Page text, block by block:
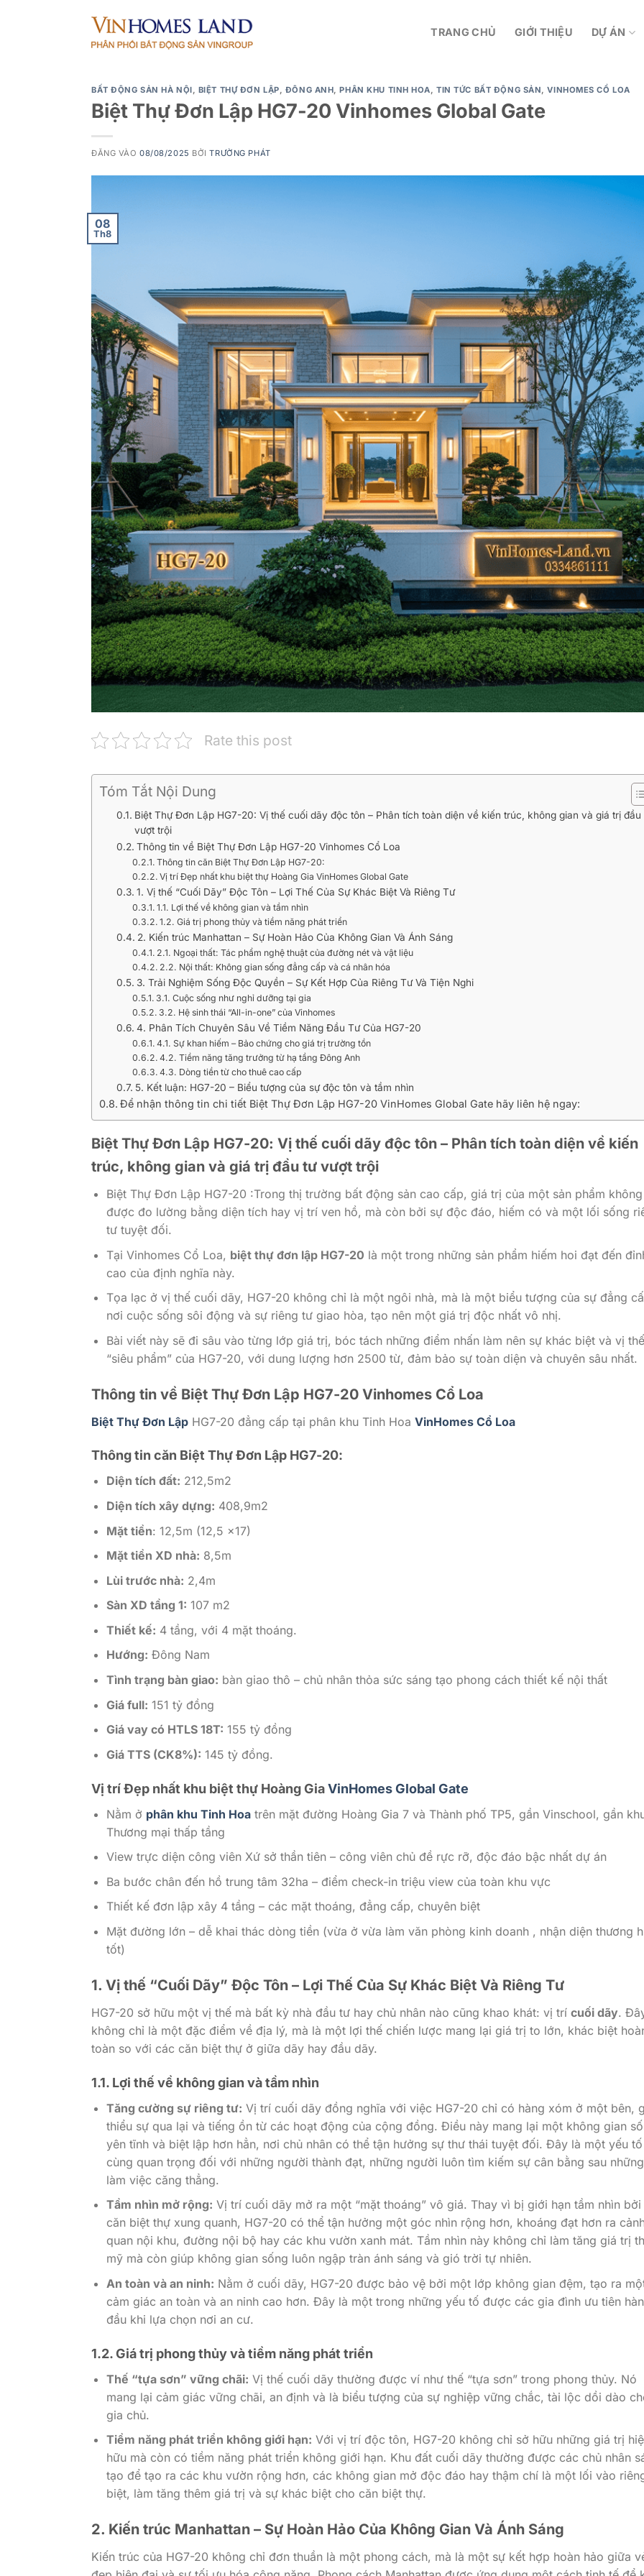
TRANG CHỦ GIỚI THIỆU DỰ ÁN
BẤT ĐỘNG SẢN HÀ NỘI, BIỆT THỰ ĐƠN LẬP, ĐÔNG ANH,PHÂN KHU TINH HOA,TIN TỨC BẤT ĐỘNG SẢN,VINHOMES CỔ LOA
Biệt Thự Đơn Lập HG7-20 Vinhomes Global Gate
ĐĂNG VÀO08/08/2025 BỞITRƯỜNG PHÁT
08
Th8
Rate this post
Tóm Tắt Nội Dung
Biệt Thự Đơn Lập HG7-20: Vị thế cuối dãy độc tôn – Phân tích toàn diện về kiến trúc, không gian và giá trị đầu
vượt trội
Thông tin về Biệt Thự Đơn Lập HG7-20 Vinhomes Cổ Loa
Thông tin căn Biệt Thự Đơn Lập HG7-20:
Vị trí Đẹp nhất khu biệt thự Hoàng Gia VinHomes Global Gate
1. Vị thế “Cuối Dãy” Độc Tôn – Lợi Thế Của Sự Khác Biệt Và Riêng Tư
1.1. Lợi thế về không gian và tầm nhìn
1.2. Giá trị phong thủy và tiềm năng phát triển
2. Kiến trúc Manhattan – Sự Hoàn Hảo Của Không Gian Và Ánh Sáng
2.1. Ngoại thất: Tác phẩm nghệ thuật của đường nét và vật liệu
2.2. Nội thất: Không gian sống đẳng cấp và cá nhân hóa
3. Trải Nghiệm Sống Độc Quyền – Sự Kết Hợp Của Riêng Tư Và Tiện Nghi
3.1. Cuộc sống như nghỉ dưỡng tại gia
3.2. Hệ sinh thái “All-in-one” của Vinhomes
4. Phân Tích Chuyên Sâu Về Tiềm Năng Đầu Tư Của HG7-20
4.1. Sự khan hiếm – Bảo chứng cho giá trị trường tồn
4.2. Tiềm năng tăng trưởng từ hạ tầng Đông Anh
4.3. Dòng tiền từ cho thuê cao cấp
5. Kết luận: HG7-20 – Biểu tượng của sự độc tôn và tầm nhìn
Để nhận thông tin chi tiết Biệt Thự Đơn Lập HG7-20 VinHomes Global Gate hãy liên hệ ngay:
Biệt Thự Đơn Lập HG7-20: Vị thế cuối dãy độc tôn – Phân tích toàn diện về kiến
trúc, không gian và giá trị đầu tư vượt trội
Biệt Thự Đơn Lập HG7-20 :Trong thị trường bất động sản cao cấp, giá trị của một sản phẩm
được đo lường bằng diện tích hay vị trí ven hồ, mà còn bởi sự độc đáo, hiếm có và một lối sống
tư tuyệt đối.
Tại Vinhomes Cổ Loa, biệt thự đơn lập HG7-20 là một trong những sản phẩm hiếm hoi đạt đến
cao của định nghĩa này.
Tọa lạc ở vị thế cuối dãy, HG7-20 không chỉ là một ngôi nhà, mà là một biểu tượng của sự đẳng
nơi cuộc sống sôi động và sự riêng tư giao hòa, tạo nên một giá trị độc nhất vô nhị.
Bài viết này sẽ đi sâu vào từng lớp giá trị, bóc tách những điểm nhấn làm nên sự khác biệt và vị thế
“siêu phẩm” của HG7-20, với dung lượng hơn 2500 từ, đảm bảo sự toàn diện và chuyên sâu nhất.
Thông tin về Biệt Thự Đơn Lập HG7-20 Vinhomes Cổ Loa
Biệt Thự Đơn Lập HG7-20 đẳng cấp tại phân khu Tinh Hoa VinHomes Cổ Loa
Thông tin căn Biệt Thự Đơn Lập HG7-20:
Diện tích đất: 212,5m2
Diện tích xây dựng: 408,9m2
Mặt tiền: 12,5m (12,5 x17)
Mặt tiền XD nhà: 8,5m
Lùi trước nhà: 2,4m
Sàn XD tầng 1: 107 m2
Thiết kế: 4 tầng, với 4 mặt thoáng.
Hướng: Đông Nam
Tình trạng bàn giao: bàn giao thô – chủ nhân thỏa sức sáng tạo phong cách thiết kế nội thất
Giá full: 151 tỷ đồng
Giá vay có HTLS 18T: 155 tỷ đồng
Giá TTS (CK8%): 145 tỷ đồng.
Vị trí Đẹp nhất khu biệt thự Hoàng GiaVinHomes Global Gate
Nằm ở phân khu Tinh Hoatrên mặt đường Hoàng Gia 7 và Thành phố TP5, gần Vinschool, gần
Thương mại thấp tầng
View trực diện công viên Xứ sở thần tiên – công viên chủ đề rực rỡ, độc đáo bậc nhất dự án
Ba bước chân đến hồ trung tâm 32ha – điểm check-in triệu view của toàn khu vực
Thiết kế đơn lập xây 4 tầng – các mặt thoáng, đẳng cấp, chuyên biệt
Mặt đường lớn – dễ khai thác dòng tiền (vừa ở vừa làm văn phòng kinh doanh , nhận diện thương
tốt)
1. Vị thế “Cuối Dãy” Độc Tôn – Lợi Thế Của Sự Khác Biệt Và Riêng Tư
HG7-20 sở hữu một vị thế mà bất kỳ nhà đầu tư hay chủ nhân nào cũng khao khát: vị trí cuối dãy.
không chỉ là một đặc điểm về địa lý, mà là một lợi thế chiến lược mang lại giá trị to lớn, khác biệt
toàn so với các căn biệt thự ở giữa dãy hay đầu dãy.
1.1. Lợi thế về không gian và tầm nhìn
Tăng cường sự riêng tư: Vị trí cuối dãy đồng nghĩa với việc HG7-20 chỉ có hàng xóm ở một bên,
thiểu sự qua lại và tiếng ồn từ các hoạt động của cộng đồng. Điều này mang lại một không gian
yên tĩnh và biệt lập hơn hẳn, nơi chủ nhân có thể tận hưởng sự thư thái tuyệt đối. Đây là một yếu
cùng quan trọng đối với những người thành đạt, những người luôn tìm kiếm sự cân bằng sau
làm việc căng thẳng.
Tầm nhìn mở rộng: Vị trí cuối dãy mở ra một “mặt thoáng” vô giá. Thay vì bị giới hạn tầm nhìn
căn biệt thự xung quanh, HG7-20 có thể tận hưởng một góc nhìn rộng hơn, khoáng đạt hơn ra
quan nội khu, đường nội bộ hay các khu vườn xanh mát. Tầm nhìn này không chỉ làm tăng giá trị
mỹ mà còn giúp không gian sống luôn ngập tràn ánh sáng và gió trời tự nhiên.
An toàn và an ninh: Nằm ở cuối dãy, HG7-20 được bảo vệ bởi một lớp không gian đệm, tạo ra
cảm giác an toàn và an ninh cao hơn. Đây là một trong những yếu tố được các gia đình ưu tiên
đầu khi lựa chọn nơi an cư.
1.2. Giá trị phong thủy và tiềm năng phát triển
Thế “tựa sơn” vững chãi: Vị thế cuối dãy thường được ví như thế “tựa sơn” trong phong thủy. Nó
mang lại cảm giác vững chãi, an định và là biểu tượng của sự nghiệp vững chắc, tài lộc dồi dào
gia chủ.
Tiềm năng phát triển không giới hạn: Với vị trí độc tôn, HG7-20 không chỉ sở hữu những giá trị
hữu mà còn có tiềm năng phát triển không giới hạn. Khu đất cuối dãy thường được các chủ nhân
tạo để tạo ra các khu vườn rộng hơn, các không gian mở độc đáo hay thậm chí là một lối vào
biệt, làm tăng thêm giá trị và sự khác biệt cho căn biệt thự.
2. Kiến trúc Manhattan – Sự Hoàn Hảo Của Không Gian Và Ánh Sáng
Kiến trúc của HG7-20 không chỉ đơn thuần là một phong cách, mà là một sự kết hợp hoàn hảo giữa